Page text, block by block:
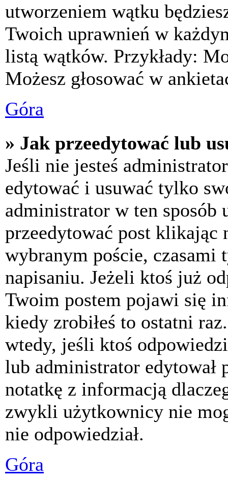
utworzeniem wątku
Twoich uprawnień w
listą wątków. Przykłady:
Możesz głosować w
Góra
» Jak przeedytować lub
Jeśli nie jesteś
edytować i usuwać tylko
administrator w ten sposób
przeedytować post klikając
wybranym poście, czasami
napisaniu. Jeżeli ktoś już
Twoim postem pojawi się
kiedy zrobiłeś to ostatni
wtedy, jeśli ktoś
lub administrator edytował
notatkę z informacją
zwykli użytkownicy nie
nie odpowiedział.
Góra